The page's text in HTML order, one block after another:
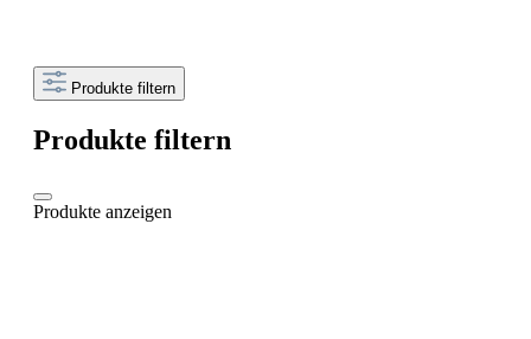
Produkte filtern
Produkte filtern
Produkte anzeigen